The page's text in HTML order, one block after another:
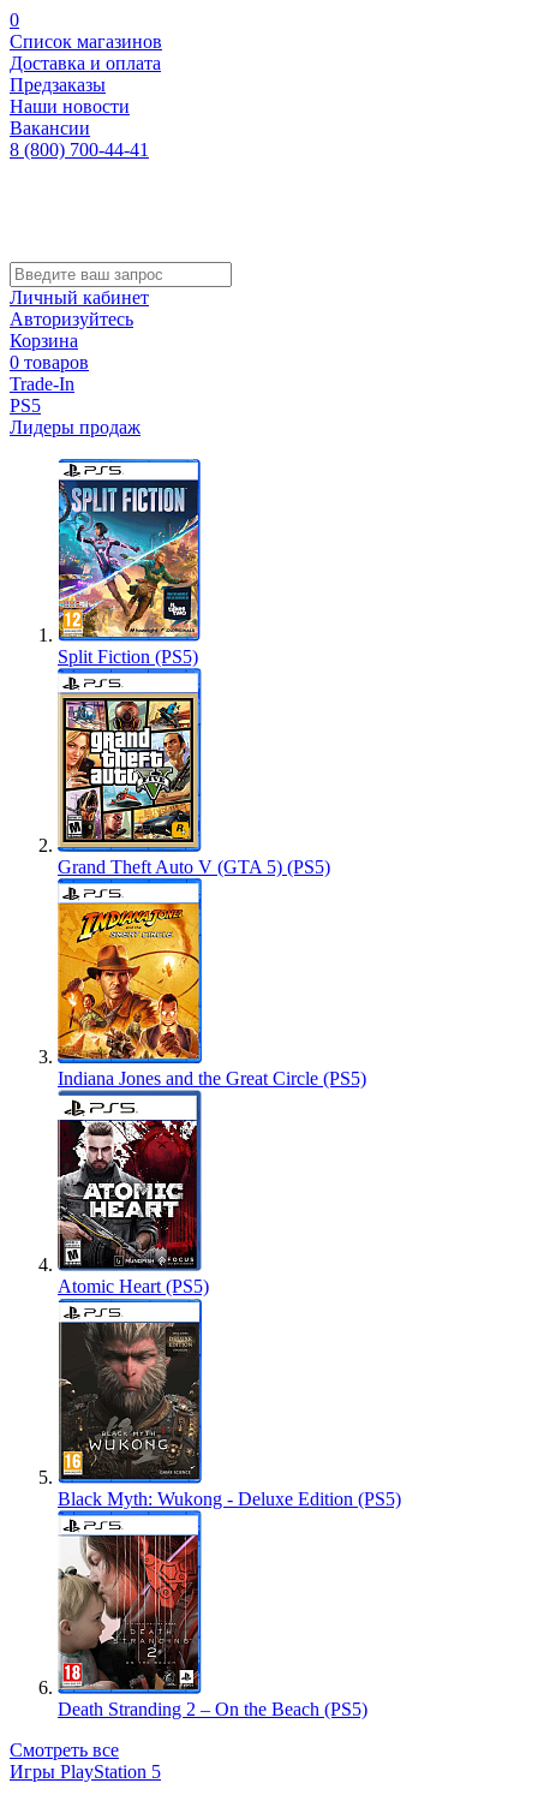
0
Список магазинов
Доставка и оплата
Предзаказы
Наши новости
Вакансии
8 (800) 700-44-41
Личный кабинет
Авторизуйтесь
Корзина
0 товаров
Trade-In
PS5
Лидеры продаж
Split Fiction (PS5)
Grand Theft Auto V (GTA 5) (PS5)
Indiana Jones and the Great Circle (PS5)
Atomic Heart (PS5)
Black Myth: Wukong - Deluxe Edition (PS5)
Death Stranding 2 – On the Beach (PS5)
Смотреть все
Игры PlayStation 5